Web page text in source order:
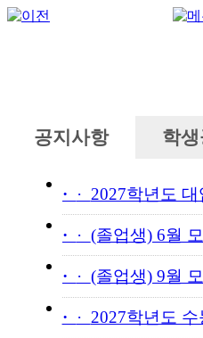
공지사항 학생
· 2027학년도 대입
· (졸업생) 6월 모
· (졸업생) 9월 모
· 2027학년도